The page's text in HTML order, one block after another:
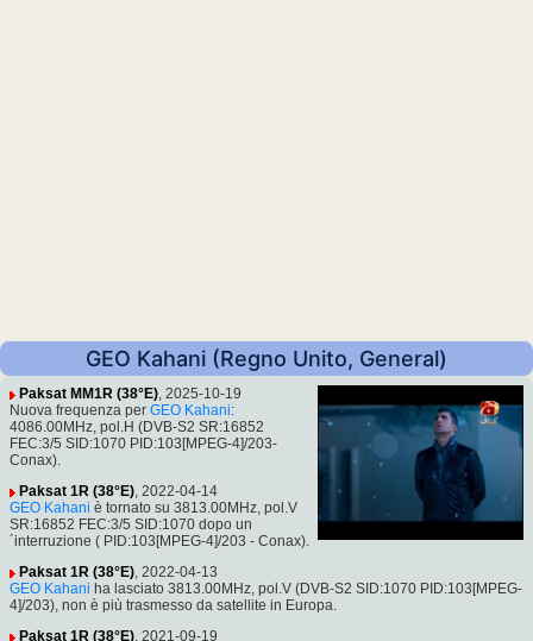
GEO Kahani (Regno Unito, General)
Paksat MM1R (38°E), 2025-10-19
Nuova frequenza per GEO Kahani:
4086.00MHz, pol.H (DVB-S2 SR:16852
FEC:3/5 SID:1070 PID:103[MPEG-4]/203-
Conax).
Paksat 1R (38°E), 2022-04-14
GEO Kahani è tornato su 3813.00MHz, pol.V
SR:16852 FEC:3/5 SID:1070 dopo un
´interruzione ( PID:103[MPEG-4]/203 - Conax).
Paksat 1R (38°E), 2022-04-13
GEO Kahani ha lasciato 3813.00MHz, pol.V (DVB-S2 SID:1070 PID:103[MPEG-
4]/203), non è più trasmesso da satellite in Europa.
Paksat 1R (38°E), 2021-09-19